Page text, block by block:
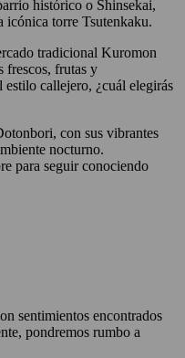
histórico o Shinsekai,
icónica torre Tsutenkaku.
tradicional Kuromon
frescos, frutas y
estilo callejero, ¿cuál elegirás
con sus vibrantes
nocturno.
para seguir conociendo
sentimientos encontrados
pondremos rumbo a